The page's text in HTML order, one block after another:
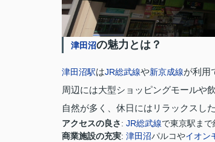
津田沼の魅力とは？
津田沼駅はJR総武線や新京成線が利用
周辺には大型ショッピングモールや
自然が多く、休日にはリラックスし
アクセスの良さ: JR総武線で東京駅まで
商業施設の充実: 津田沼パルコやイオン